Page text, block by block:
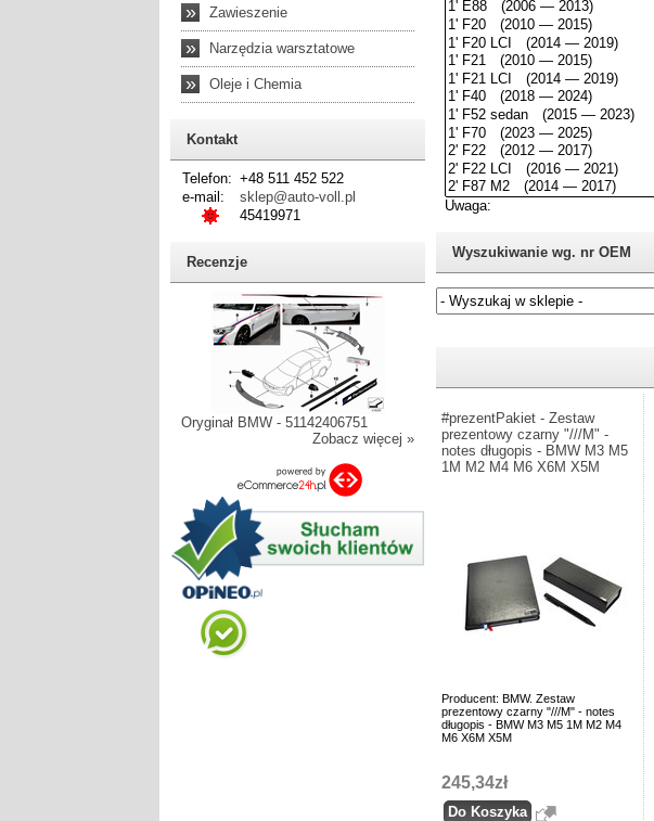
» Zawieszenie
» Narzędzia warsztatowe
» Oleje i Chemia
Kontakt
Telefon: +48 511 452 522
e-mail:
sklep@auto-voll.pl
45419971
Recenzje
Oryginał BMW - 51142406751
Zobacz więcej »
Wyszukiwanie wg. nr OEM
#prezentPakiet - Zestaw
prezentowy czarny "///M" -
notes długopis - BMW M3 M5
1M M2 M4 M6 X6M X5M
Producent: BMW. Zestaw
prezentowy czarny "///M" - notes
długopis - BMW M3 M5 1M M2 M4
M6 X6M X5M
245,34zł